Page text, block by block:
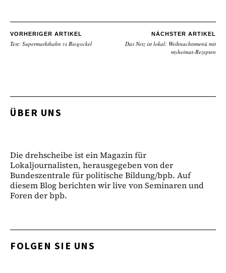
VORHERIGER ARTIKEL
Test: Supermarkthahn vs Biogockel
NÄCHSTER ARTIKEL
Das Netz ist lokal: Weihnachtsmenü mit
myheimat-Rezepten
ÜBER UNS
Die drehscheibe ist ein Magazin für
Lokaljournalisten, herausgegeben von der
Bundeszentrale für politische Bildung/bpb. Auf
diesem Blog berichten wir live von Seminaren und
Foren der bpb.
FOLGEN SIE UNS